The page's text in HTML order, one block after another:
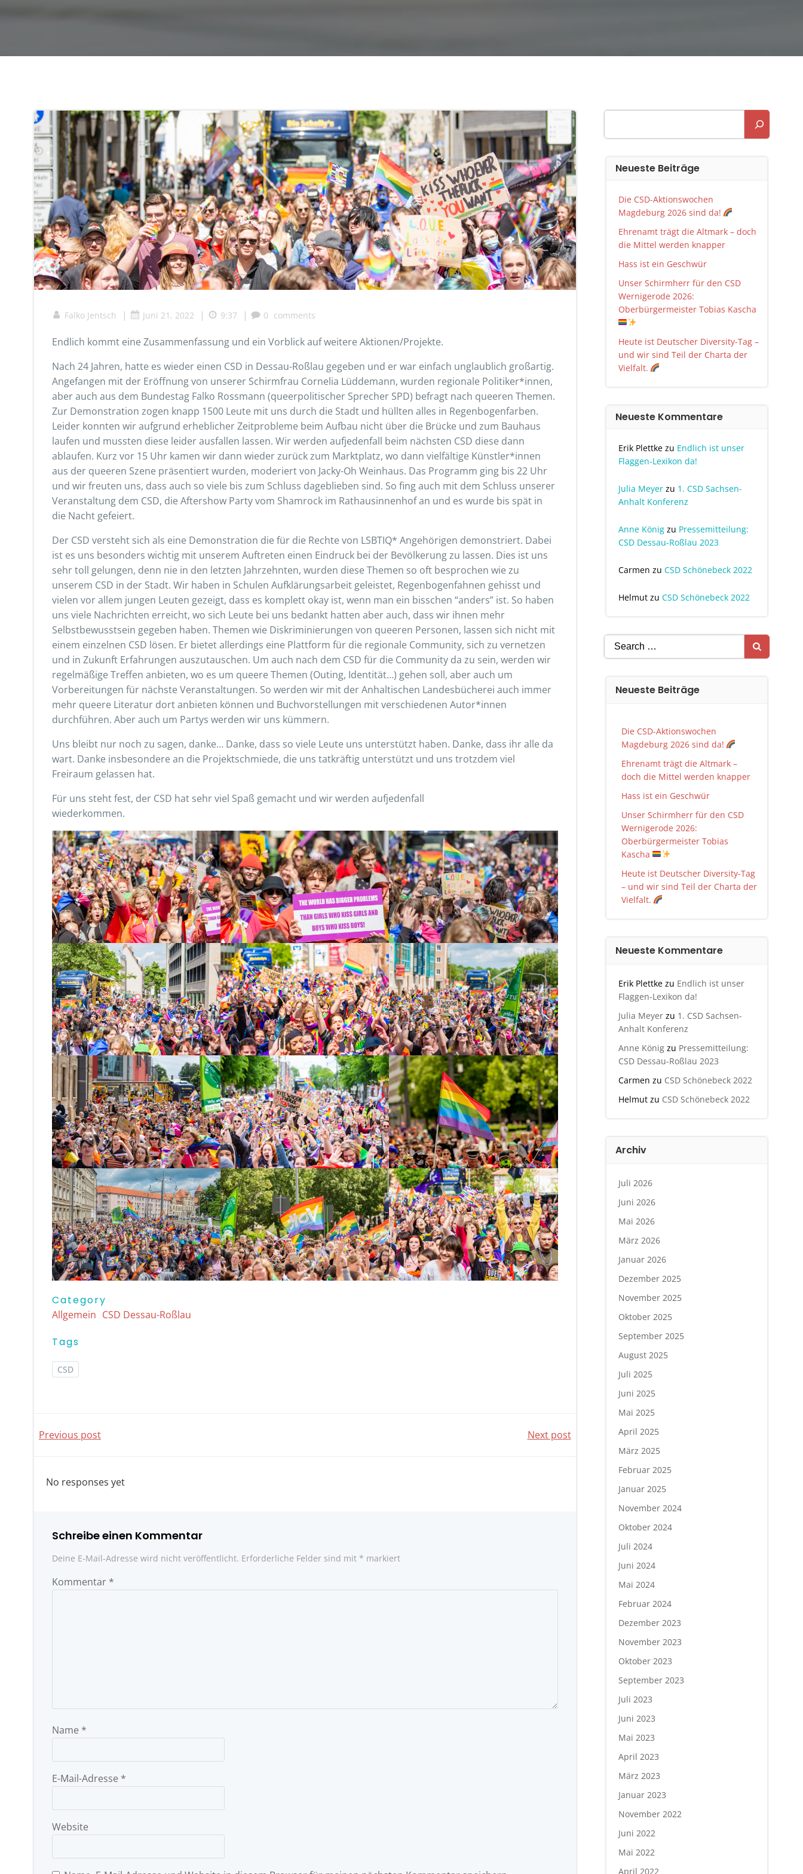
Falko Jentsch | Juni 21, 2022 | 9:37 | 0 comments
Endlich kommt eine Zusammenfassung und ein Vorblick auf weitere Aktionen/Projekte.
Nach 24 Jahren, hatte es wieder einen CSD in Dessau-Roßlau gegeben und er war einfach unglaublich großartig.
Angefangen mit der Eröffnung von unserer Schirmfrau Cornelia Lüddemann, wurden regionale Politiker*innen,
aber auch aus dem Bundestag Falko Rossmann (queerpolitischer Sprecher SPD) befragt nach queeren Themen.
Zur Demonstration zogen knapp 1500 Leute mit uns durch die Stadt und hüllten alles in Regenbogenfarben.
Leider konnten wir aufgrund erheblicher Zeitprobleme beim Aufbau nicht über die Brücke und zum Bauhaus
laufen und mussten diese leider ausfallen lassen. Wir werden aufjedenfall beim nächsten CSD diese dann
ablaufen. Kurz vor 15 Uhr kamen wir dann wieder zurück zum Marktplatz, wo dann vielfältige Künstler*innen
aus der queeren Szene präsentiert wurden, moderiert von Jacky-Oh Weinhaus. Das Programm ging bis 22 Uhr
und wir freuten uns, dass auch so viele bis zum Schluss dageblieben sind. So fing auch mit dem Schluss unserer
Veranstaltung dem CSD, die Aftershow Party vom Shamrock im Rathausinnenhof an und es wurde bis spät in
die Nacht gefeiert.
Der CSD versteht sich als eine Demonstration die für die Rechte von LSBTIQ* Angehörigen demonstriert. Dabei
ist es uns besonders wichtig mit unserem Auftreten einen Eindruck bei der Bevölkerung zu lassen. Dies ist uns
sehr toll gelungen, denn nie in den letzten Jahrzehnten, wurden diese Themen so oft besprochen wie zu
unserem CSD in der Stadt. Wir haben in Schulen Aufklärungsarbeit geleistet, Regenbogenfahnen gehisst und
vielen vor allem jungen Leuten gezeigt, dass es komplett okay ist, wenn man ein bisschen “anders” ist. So haben
uns viele Nachrichten erreicht, wo sich Leute bei uns bedankt hatten aber auch, dass wir ihnen mehr
Selbstbewusstsein gegeben haben. Themen wie Diskriminierungen von queeren Personen, lassen sich nicht mit
einem einzelnen CSD lösen. Er bietet allerdings eine Plattform für die regionale Community, sich zu vernetzen
und in Zukunft Erfahrungen auszutauschen. Um auch nach dem CSD für die Community da zu sein, werden wir
regelmäßige Treffen anbieten, wo es um queere Themen (Outing, Identität…) gehen soll, aber auch um
Vorbereitungen für nächste Veranstaltungen. So werden wir mit der Anhaltischen Landesbücherei auch immer
mehr queere Literatur dort anbieten können und Buchvorstellungen mit verschiedenen Autor*innen
durchführen. Aber auch um Partys werden wir uns kümmern.
Uns bleibt nur noch zu sagen, danke… Danke, dass so viele Leute uns unterstützt haben. Danke, dass ihr alle da
wart. Danke insbesondere an die Projektschmiede, die uns tatkräftig unterstützt und uns trotzdem viel
Freiraum gelassen hat.
Für uns steht fest, der CSD hat sehr viel Spaß gemacht und wir werden aufjedenfall
wiederkommen.
Category
Allgemein CSD Dessau-Roßlau
Tags
CSD
Post
navigation
Previous post Next post
No responses yet
Schreibe einen Kommentar
Deine E-Mail-Adresse wird nicht veröffentlicht. Erforderliche Felder sind mit * markiert
Kommentar *
Name *
E-Mail-Adresse *
Website
Suchen
Neueste Beiträge
Die CSD-Aktionswochen
Magdeburg 2026 sind da!
Ehrenamt trägt die Altmark – doch
die Mittel werden knapper
Hass ist ein Geschwür
Unser Schirmherr für den CSD
Wernigerode 2026:
Oberbürgermeister Tobias Kascha
Heute ist Deutscher Diversity-Tag –
und wir sind Teil der Charta der
Vielfalt.
Neueste Kommentare
Erik Plettkezu Endlich ist unser
Flaggen-Lexikon da!
Julia Meyerzu 1. CSD Sachsen-
Anhalt Konferenz
Anne Königzu Pressemitteilung:
CSD Dessau-Roßlau 2023
Carmen zu CSD Schönebeck 2022
Helmutzu CSD Schönebeck 2022
Search
for:
Neueste Beiträge
Die CSD-Aktionswochen
Magdeburg 2026 sind da!
Ehrenamt trägt die Altmark –
doch die Mittel werden knapper
Hass ist ein Geschwür
Unser Schirmherr für den CSD
Wernigerode 2026:
Oberbürgermeister Tobias
Kascha
Heute ist Deutscher Diversity-Tag
– und wir sind Teil der Charta der
Vielfalt.
Neueste Kommentare
Erik Plettkezu Endlich ist unser
Flaggen-Lexikon da!
Julia Meyerzu 1. CSD Sachsen-
Anhalt Konferenz
Anne Königzu Pressemitteilung:
CSD Dessau-Roßlau 2023
Carmen zu CSD Schönebeck 2022
Helmutzu CSD Schönebeck 2022
Archiv
Juli 2026
Juni 2026
Mai 2026
März 2026
Januar 2026
Dezember 2025
November 2025
Oktober 2025
September 2025
August 2025
Juli 2025
Juni 2025
Mai 2025
April 2025
März 2025
Februar 2025
Januar 2025
November 2024
Oktober 2024
Juli 2024
Juni 2024
Mai 2024
Februar 2024
Dezember 2023
November 2023
Oktober 2023
September 2023
Juli 2023
Juni 2023
Mai 2023
April 2023
März 2023
Januar 2023
November 2022
Juni 2022
Mai 2022
April 2022